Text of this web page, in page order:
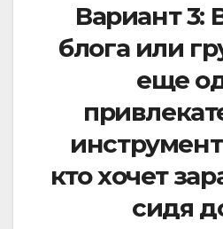
Вариант 3:
блога или
еще
кто хочет
сидя